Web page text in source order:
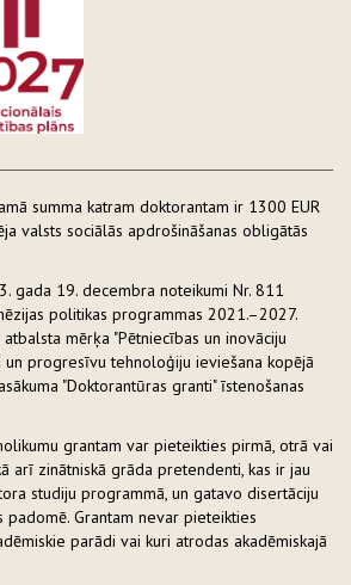
summa katram doktorantam ir 1300 EUR
valsts sociālās apdrošināšanas obligātās
gada 19. decembra noteikumi Nr. 811
politikas programmas 2021.–2027.
mērķa "Pētniecības un inovāciju
un progresīvu tehnoloģiju ieviešana kopējā
"Doktorantūras granti" īstenošanas
grantam var pieteikties pirmā, otrā vai
arī zinātniskā grāda pretendenti, kas ir jau
studiju programmā, un gatavo disertāciju
padomē. Grantam nevar pieteikties
parādi vai kuri atrodas akadēmiskajā